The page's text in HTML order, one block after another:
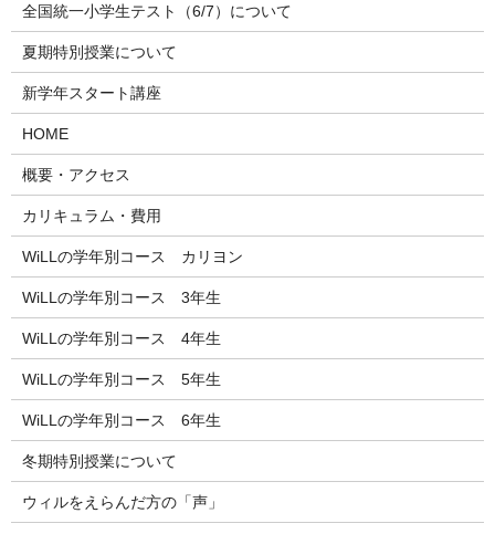
全国統一小学生テスト（6/7）について
夏期特別授業について
新学年スタート講座
HOME
概要・アクセス
カリキュラム・費用
WiLLの学年別コース カリヨン
WiLLの学年別コース 3年生
WiLLの学年別コース 4年生
WiLLの学年別コース 5年生
WiLLの学年別コース 6年生
冬期特別授業について
ウィルをえらんだ方の「声」